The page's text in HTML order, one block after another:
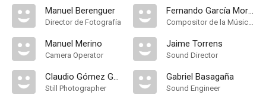
Manuel Berenguer
Director de Fotografía
Manuel Merino
Camera Operator
Claudio Gómez Grau
Still Photographer
Fernando García Morcillo
Compositor de la Música Original
Jaime Torrens
Sound Director
Gabriel Basagaña
Sound Engineer